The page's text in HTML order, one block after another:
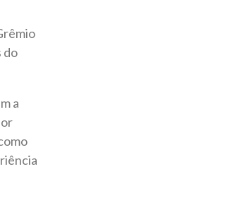
do
a